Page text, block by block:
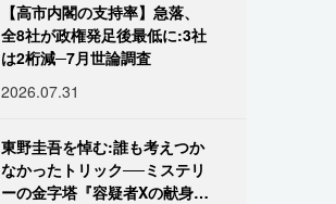
【高市内閣の支持率】急落、
全8社が政権発足後最低に:3社
は2桁減─7月世論調査
2026.07.31
東野圭吾を悼む:誰も考えつか
なかったトリック──ミステリ
ーの金字塔『容疑者Xの献身』